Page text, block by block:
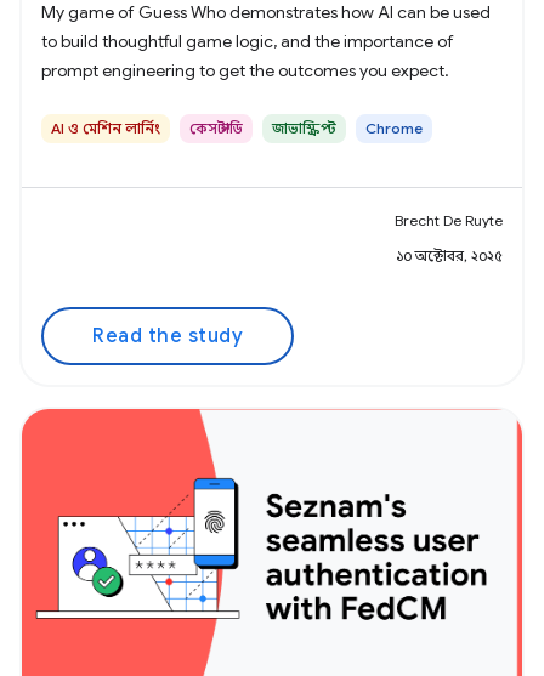
My game of Guess Who demonstrates how AI can be used
to build thoughtful game logic, and the importance of
prompt engineering to get the outcomes you expect.
AI ও মেশিন লার্নিং কেস স্টাডি জাভাস্ক্রিপ্ট Chrome
Brecht De Ruyte
১০ অক্টোবর, ২০২৫
Read the study